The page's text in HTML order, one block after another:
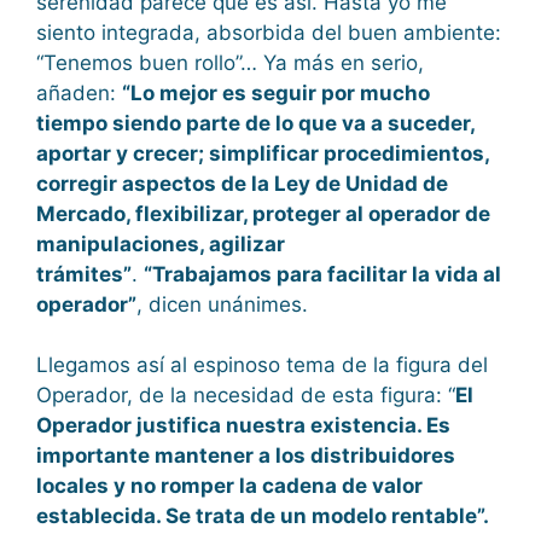
siento integrada, absorbida del buen ambiente:
“Tenemos buen rollo”… Ya más en serio,
añaden: “Lo mejor es seguir por mucho
tiempo siendo parte de lo que va a suceder,
aportar y crecer; simplificar procedimientos,
corregir aspectos de la Ley de Unidad de
Mercado, flexibilizar, proteger al operador de
manipulaciones, agilizar
trámites”. “Trabajamos para facilitar la vida al
operador”, dicen unánimes.
Llegamos así al espinoso tema de la figura del
Operador, de la necesidad de esta figura: “El
Operador justifica nuestra existencia. Es
importante mantener a los distribuidores
locales y no romper la cadena de valor
establecida. Se trata de un modelo rentable”.